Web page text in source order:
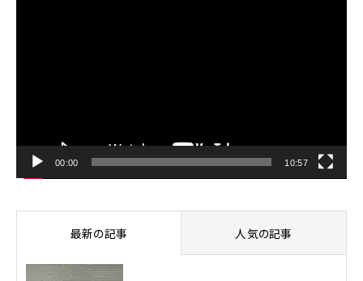
00:00 10:57
最新の記事 人気の記事